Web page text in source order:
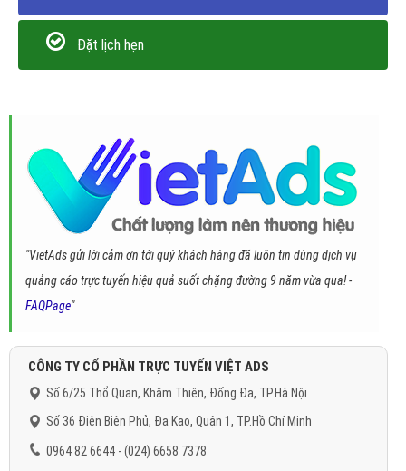
Đặt lịch hẹn
"VietAds gửi lời cảm ơn tới quý khách hàng đã luôn tin dùng dịch vụ
quảng cáo trực tuyến hiệu quả suốt chặng đường 9 năm vừa qua! -
FAQPage"
CÔNG TY CỔ PHẦN TRỰC TUYẾN VIỆT ADS
Số 6/25 Thổ Quan, Khâm Thiên, Đống Đa, TP.Hà Nội
Số 36 Điện Biên Phủ, Đa Kao, Quận 1, TP.Hồ Chí Minh
0964 82 6644 - (024) 6658 7378